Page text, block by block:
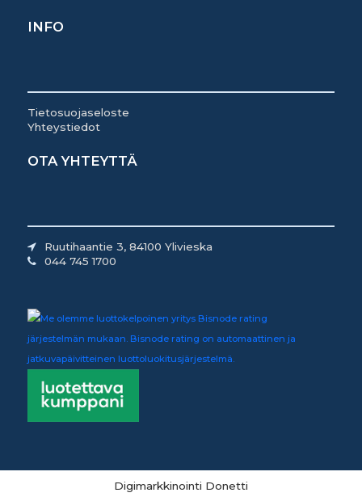
INFO
Tietosuojaseloste
Yhteystiedot
OTA YHTEYTTÄ
Ruutihaantie 3, 84100 Ylivieska
044 745 1700
Digimarkkinointi Donetti